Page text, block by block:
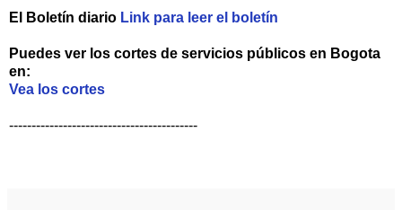
El Boletín diario Link para leer el boletín
Puedes ver los cortes de servicios públicos en Bogota
en:
Vea los cortes
------------------------------------------